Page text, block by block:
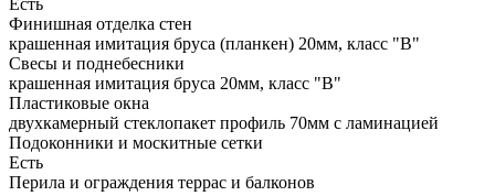
Есть
Финишная отделка стен
крашенная имитация бруса (планкен) 20мм, класс "В"
Свесы и поднебесники
крашенная имитация бруса 20мм, класс "В"
Пластиковые окна
двухкамерный стеклопакет профиль 70мм с ламинацией
Подоконники и москитные сетки
Есть
Перила и ограждения террас и балконов